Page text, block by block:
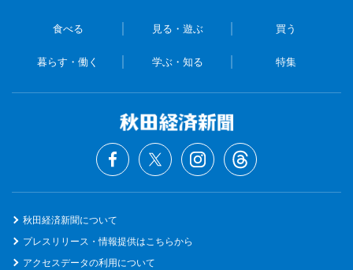
食べる 見る・遊ぶ 買う
暮らす・働く 学ぶ・知る 特集
秋田経済新聞について
プレスリリース・情報提供はこちらから
アクセスデータの利用について